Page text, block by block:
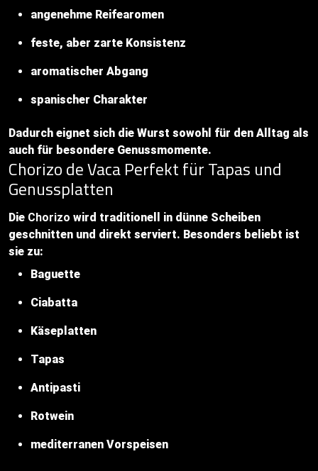
angenehme Reifearomen
feste, aber zarte Konsistenz
aromatischer Abgang
spanischer Charakter
Dadurch eignet sich die Wurst sowohl für den Alltag als
auch für besondere Genussmomente.
Chorizo de Vaca Perfekt für Tapas und
Genussplatten
Die Chorizo wird traditionell in dünne Scheiben
geschnitten und direkt serviert. Besonders beliebt ist
sie zu:
Baguette
Ciabatta
Käseplatten
Tapas
Antipasti
Rotwein
mediterranen Vorspeisen